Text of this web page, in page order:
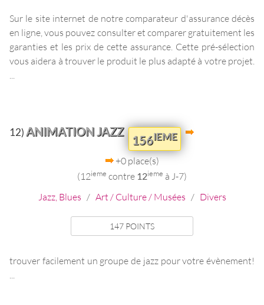
Sur le site internet de notre comparateur d'assurance décès
en ligne, vous pouvez consulter et comparer gratuitement les
garanties et les prix de cette assurance. Cette pré-sélection
vous aidera à trouver le produit le plus adapté à votre projet.
12) ANIMATION JAZZ
156IEME
+0 place(s)
(12ieme contre 12ieme à J-7)
Jazz, Blues / Art / Culture / Musées / Divers
147 POINTS
trouver facilement un groupe de jazz pour votre évènement!